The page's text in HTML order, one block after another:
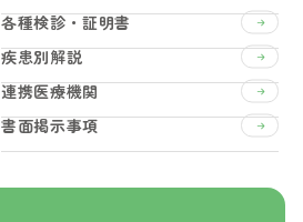
各種検診・証明書
疾患別解説
連携医療機関
書面掲示事項